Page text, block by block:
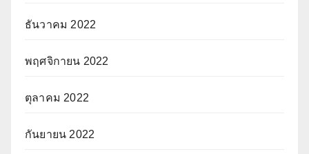
ธันวาคม 2022
พฤศจิกายน 2022
ตุลาคม 2022
กันยายน 2022